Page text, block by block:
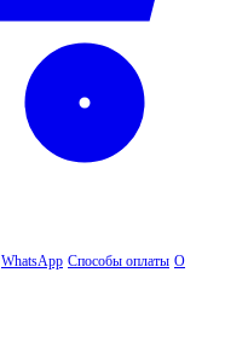
WhatsApp Способы оплаты О